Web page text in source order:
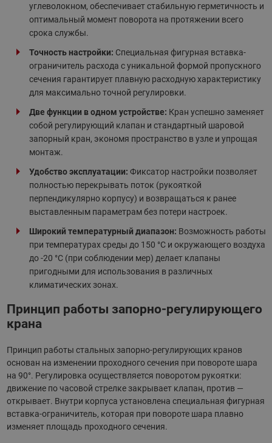
углеволокном, обеспечивает стабильную герметичность и
оптимальный момент поворота на протяжении всего
срока службы.
Точность настройки: Специальная фигурная вставка-
ограничитель расхода с уникальной формой пропускного
сечения гарантирует плавную расходную характеристику
для максимально точной регулировки.
Две функции в одном устройстве: Кран успешно заменяет
собой регулирующий клапан и стандартный шаровой
запорный кран, экономя пространство в узле и упрощая
монтаж.
Удобство эксплуатации: Фиксатор настройки позволяет
полностью перекрывать поток (рукояткой
перпендикулярно корпусу) и возвращаться к ранее
выставленным параметрам без потери настроек.
Широкий температурный диапазон: Возможность работы
при температурах среды до 150 °С и окружающего воздуха
до -20 °С (при соблюдении мер) делает клапаны
пригодными для использования в различных
климатических зонах.
Принцип работы запорно-регулирующего
крана
Принцип работы стальных запорно-регулирующих кранов
основан на изменении проходного сечения при повороте шара
на 90°. Регулировка осуществляется поворотом рукоятки:
движение по часовой стрелке закрывает клапан, против —
открывает. Внутри корпуса установлена специальная фигурная
вставка-ограничитель, которая при повороте шара плавно
изменяет площадь проходного сечения.